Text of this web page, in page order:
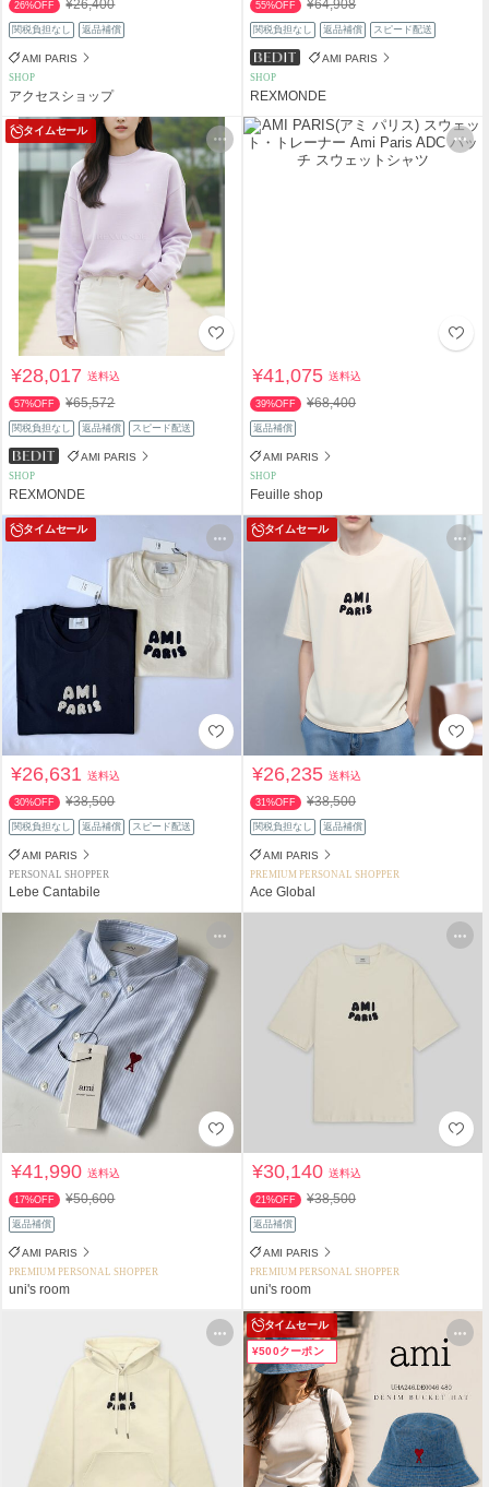
26%OFF ¥26,400
関税負担なし 返品補償
AMI PARIS
SHOP
アクセスショップ
55%OFF ¥64,908
関税負担なし 返品補償 スピード配送
AMI PARIS
SHOP
REXMONDE
タイムセール
¥28,017送料込
57%OFF ¥65,572
関税負担なし 返品補償 スピード配送
AMI PARIS
SHOP
REXMONDE
¥41,075送料込
39%OFF ¥68,400
返品補償
AMI PARIS
SHOP
Feuille shop
タイムセール
¥26,631送料込
30%OFF ¥38,500
関税負担なし 返品補償 スピード配送
AMI PARIS
PERSONAL SHOPPER
Lebe Cantabile
タイムセール
¥26,235送料込
31%OFF ¥38,500
関税負担なし 返品補償
AMI PARIS
PREMIUM PERSONAL SHOPPER
Ace Global
¥41,990送料込
17%OFF ¥50,600
返品補償
AMI PARIS
PREMIUM PERSONAL SHOPPER
uni's room
¥30,140送料込
21%OFF ¥38,500
返品補償
AMI PARIS
PREMIUM PERSONAL SHOPPER
uni's room
タイムセール
¥500クーポン